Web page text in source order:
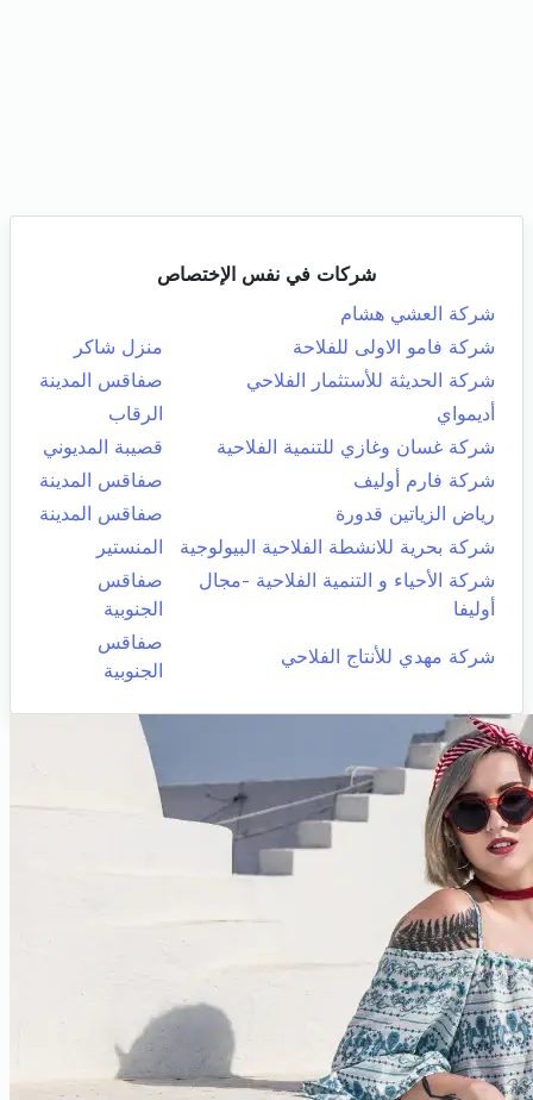
شركات في نفس الإختصاص
شركة العشي هشام
شركة فامو الاولى للفلاحة
منزل شاكر
شركة الحديثة للأستثمار الفلاحي
صفاقس المدينة
أديمواي
الرقاب
شركة غسان وغازي للتنمية الفلاحية
قصيبة المديوني
شركة فارم أوليف
صفاقس المدينة
رياض الزياتين قدورة
صفاقس المدينة
شركة بحرية للانشطة الفلاحية البيولوجية
المنستير
شركة الأحياء و التنمية الفلاحية -مجال
أوليفا
صفاقس
الجنوبية
شركة مهدي للأنتاج الفلاحي
صفاقس
الجنوبية